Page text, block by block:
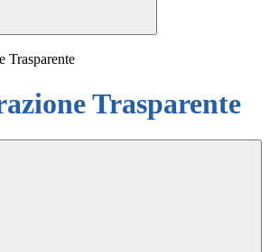
Trasparente
Trasparente